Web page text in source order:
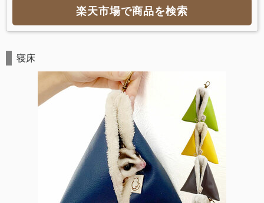
楽天市場で商品を検索
寝床